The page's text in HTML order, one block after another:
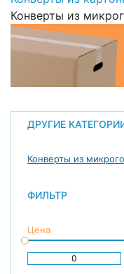
Конверты из
ДРУГИЕ
Конверты из
ФИЛЬТР
Цена